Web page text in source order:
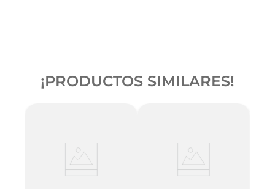
¡PRODUCTOS SIMILARES!